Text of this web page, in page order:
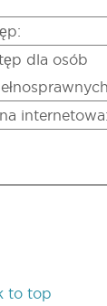
dla osób
internetowa:
to top